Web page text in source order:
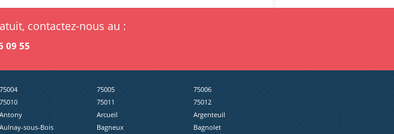
contactez-nous au :
09 55
75004 75005
75006
75010 75011
75012
Antony Arcueil
Argenteuil
Aulnay-sous-Bois Bagneux
Bagnolet